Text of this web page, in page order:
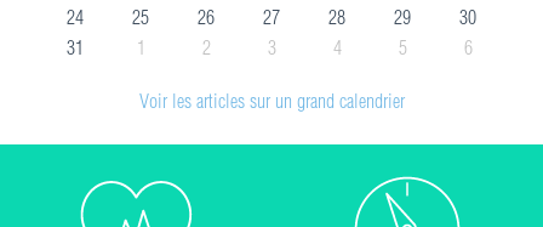
24
25 26 27 28 29
30
31
1 2 3 4 5 6
Voir les articles sur un grand calendrier